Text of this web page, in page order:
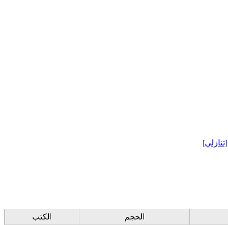
[تنازلي]
الحجم
الكتب